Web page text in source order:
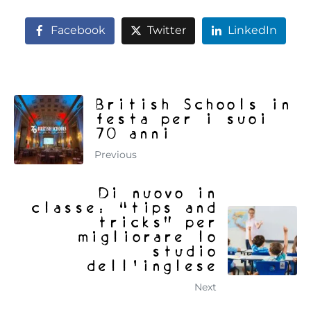
Facebook Twitter LinkedIn
British Schools in
festa per i suoi
70 anni
Previous
Di nuovo in
classe: “tips and
tricks” per
migliorare lo
studio
dell'inglese
Next